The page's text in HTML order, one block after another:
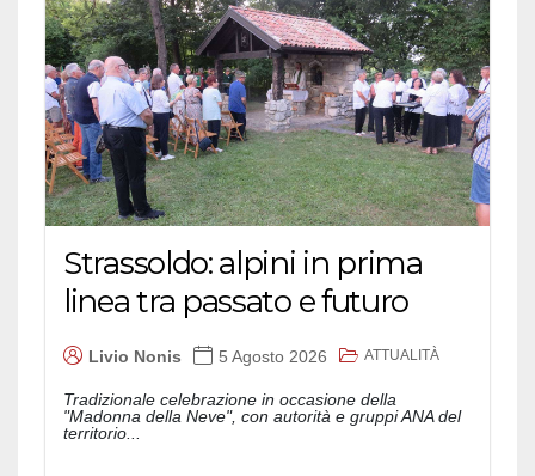
Strassoldo: alpini in prima
linea tra passato e futuro
Livio Nonis 5 Agosto 2026 ATTUALITÀ
Tradizionale celebrazione in occasione della
"Madonna della Neve", con autorità e gruppi ANA del
territorio...